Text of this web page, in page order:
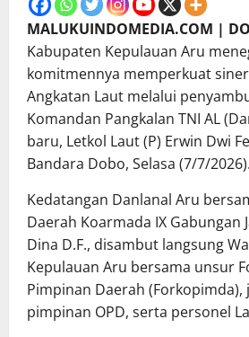
MALUKUINDOMEDIA.COM |
Kabupaten Kepulauan Aru
komitmennya memperkuat
Angkatan Laut melalui
Komandan Pangkalan TNI AL
baru, Letkol Laut (P) Erwin Dwi
Bandara Dobo, Selasa (7/7/2026).
Kedatangan Danlanal Aru
Daerah Koarmada IX Gabungan
Dina D.F., disambut langsung
Kepulauan Aru bersama unsur
Pimpinan Daerah (Forkopimda),
pimpinan OPD, serta personel